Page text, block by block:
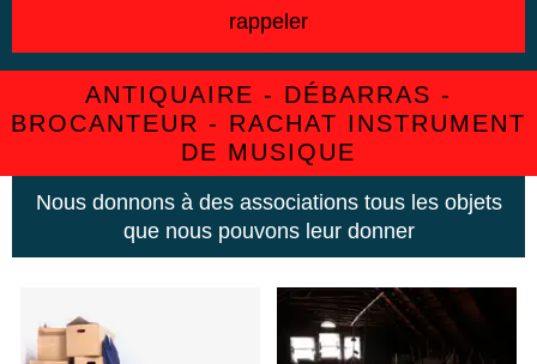
ANTIQUAIRE - DÉBARRAS -
BROCANTEUR - RACHAT INSTRUMENT
DE MUSIQUE
Nous donnons à des associations tous les objets
que nous pouvons leur donner